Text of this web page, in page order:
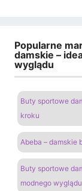
Popularne
damskie –
wyglądu
Buty sportowe
kroku
Abeba – damskie
Buty sportowe
modnego wyglądu